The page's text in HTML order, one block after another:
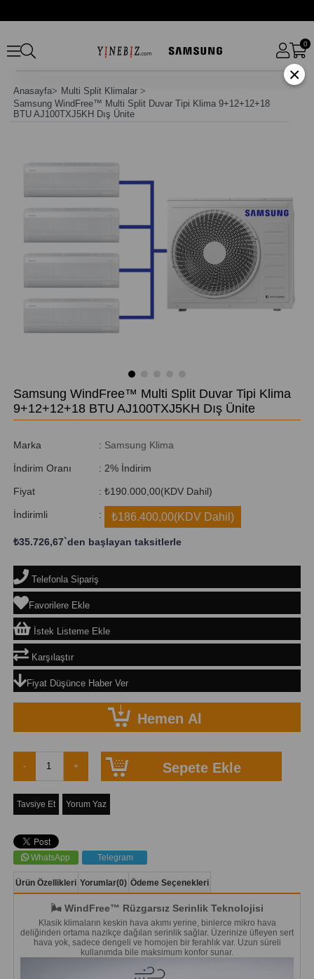
0
Anasayfa> Multi Split Klimalar>
Samsung WindFree™ Multi Split Duvar Tipi Klima 9+12+12+18
BTU AJ100TXJ5KH Dış Ünite
Samsung WindFree™ Multi Split Duvar Tipi Klima
9+12+12+18 BTU AJ100TXJ5KH Dış Ünite
Marka : Samsung Klima
İndirim Oranı : %
2 İndirim
Fiyat : ₺190.000,00(KDV Dahil)
İndirimli : ₺186.400,00(KDV Dahil)
₺35.726,67`den başlayan taksitlerle
Telefonla Sipariş
Favorilere Ekle
İstek Listeme Ekle
Karşılaştır
Fiyat Düşünce Haber Ver
Tavsiye Et Yorum Yaz
WhatsApp Telegram
Ürün Özellikleri Yorumlar(0) Ödeme Seçenekleri
🌬️ WindFree™ Rüzgarsız Serinlik Teknolojisi
Klasik klimaların keskin hava akımı yerine, binlerce mikro hava
deliğinden ortama nazikçe dağılan serinlik sağlar. Üzerinize üfleyen sert
hava yok, sadece dengeli ve homojen bir ferahlık var. Uzun süreli
kullanımda bile maksimum konfor sunar.
×